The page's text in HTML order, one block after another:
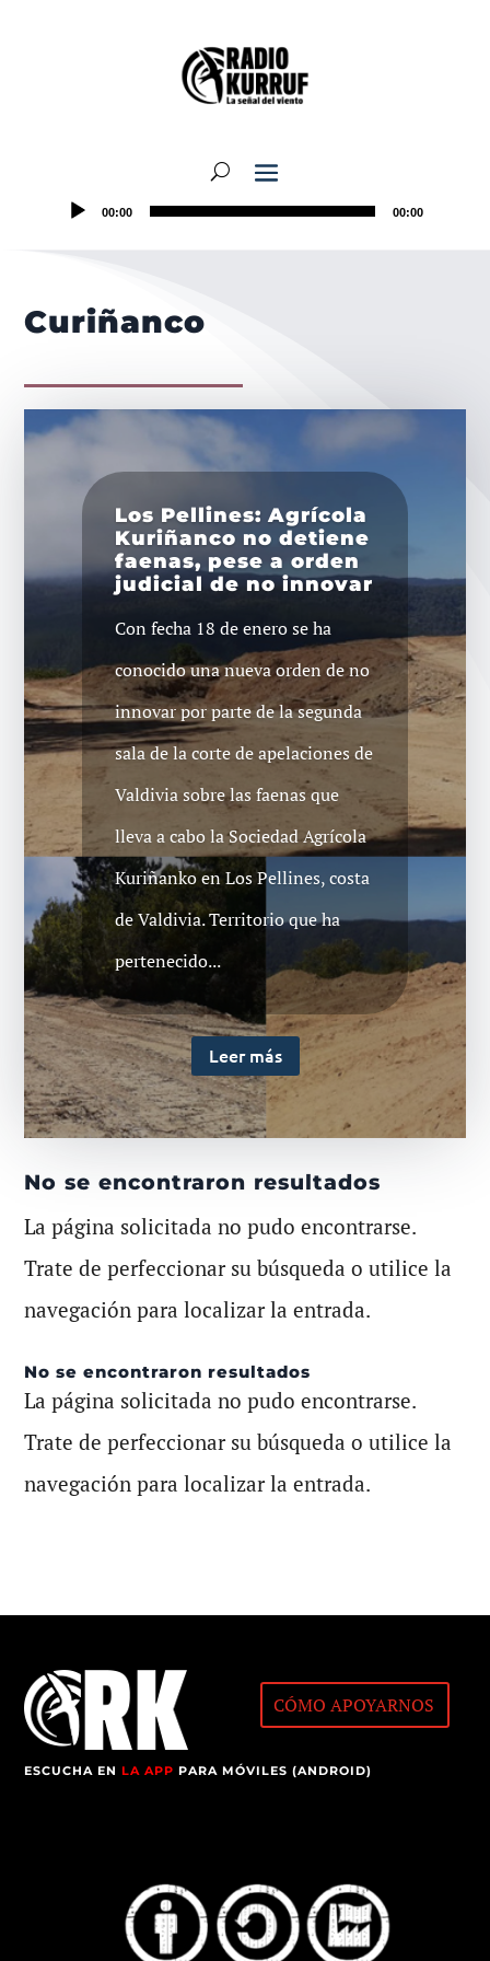
00:00 00:00
Curiñanco
Los Pellines: Agrícola
Kuriñanco no detiene
faenas, pese a orden
judicial de no innovar
Con fecha 18 de enero se ha
conocido una nueva orden de no
innovar por parte de la segunda
sala de la corte de apelaciones de
Valdivia sobre las faenas que
lleva a cabo la Sociedad Agrícola
Kuriñanko en Los Pellines, costa
de Valdivia. Territorio que ha
pertenecido...
Leer más
No se encontraron resultados
La página solicitada no pudo encontrarse.
Trate de perfeccionar su búsqueda o utilice la
navegación para localizar la entrada.
No se encontraron resultados
La página solicitada no pudo encontrarse.
Trate de perfeccionar su búsqueda o utilice la
navegación para localizar la entrada.
CÓMO APOYARNOS
ESCUCHA ENLA APP PARA MÓVILES (ANDROID)